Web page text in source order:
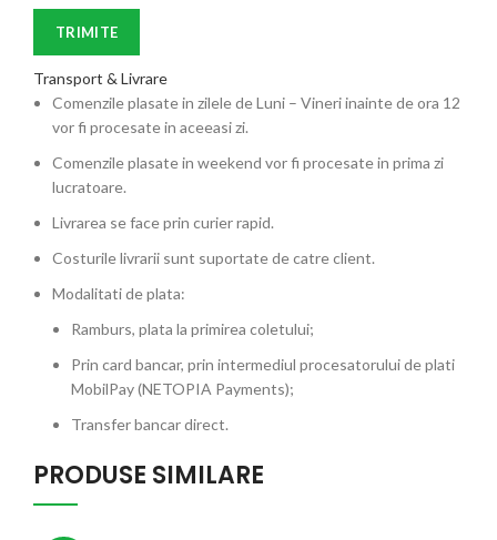
Transport & Livrare
Comenzile plasate in zilele de Luni – Vineri inainte de ora 12
vor fi procesate in aceeasi zi.
Comenzile plasate in weekend vor fi procesate in prima zi
lucratoare.
Livrarea se face prin curier rapid.
Costurile livrarii sunt suportate de catre client.
Modalitati de plata:
Ramburs, plata la primirea coletului;
Prin card bancar, prin intermediul procesatorului de plati
MobilPay (NETOPIA Payments);
Transfer bancar direct.
PRODUSE SIMILARE